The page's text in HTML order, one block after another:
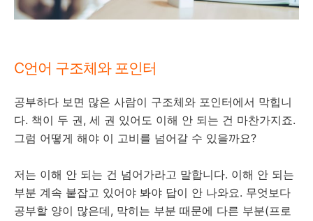
C언어 구조체와 포인터
공부하다 보면 많은 사람이 구조체와 포인터에서 막힙니
다. 책이 두 권, 세 권 있어도 이해 안 되는 건 마찬가지죠.
그럼 어떻게 해야 이 고비를 넘어갈 수 있을까요?
저는 이해 안 되는 건 넘어가라고 말합니다. 이해 안 되는
부분 계속 붙잡고 있어야 봐야 답이 안 나와요. 무엇보다
공부할 양이 많은데, 막히는 부분 때문에 다른 부분(프로